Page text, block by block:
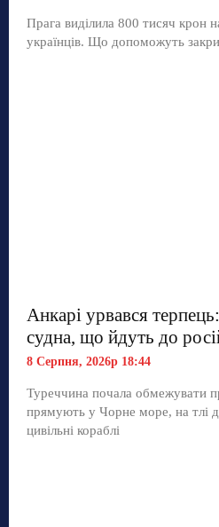
Прага виділила 800 тисяч крон
українців. Що допоможуть
Анкарі урвався
судна, що йдуть до
8 Серпня, 2026р 18:44
Туреччина почала обмежувати
прямують у Чорне море, на тлі
цивільні кораблі